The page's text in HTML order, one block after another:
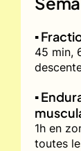
▪️
45 min,
▪️
1h en
toutes